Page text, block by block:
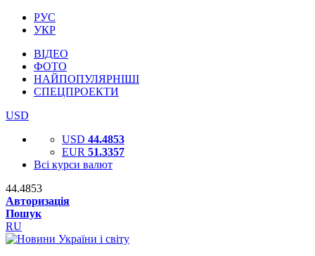
РУС
УКР
ВІДЕО
ФОТО
НАЙПОПУЛЯРНІШІ
СПЕЦПРОЕКТИ
USD
USD 44.4853
EUR 51.3357
Всі курси валют
44.4853
Авторизація
Пошук
RU